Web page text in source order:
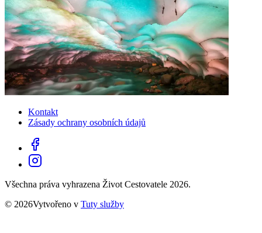
Kontakt
Zásady ochrany osobních údajů
Všechna práva vyhrazena Život Cestovatele 2026.
© 2026Vytvořeno v Tuty služby